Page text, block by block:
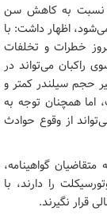
نسبت به کاهش سن
از ۱۸ به ۱۶ سال مطرح می‌شود، اظهار داشت: با
خطرات و تخلفات
راکبان می‌تواند در
حجم سیلندر کمتر و
اما همچنان توجه به
از وقوع حوادث
گواهینامه،
را دارند، با
قرار نگیرند.